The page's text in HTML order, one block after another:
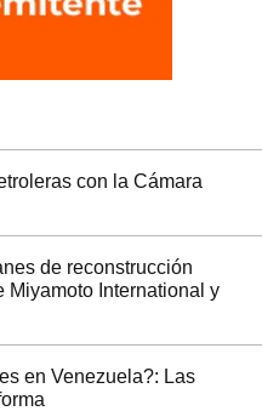
con la Cámara
de reconstrucción
Miyamoto International y
en Venezuela?: Las